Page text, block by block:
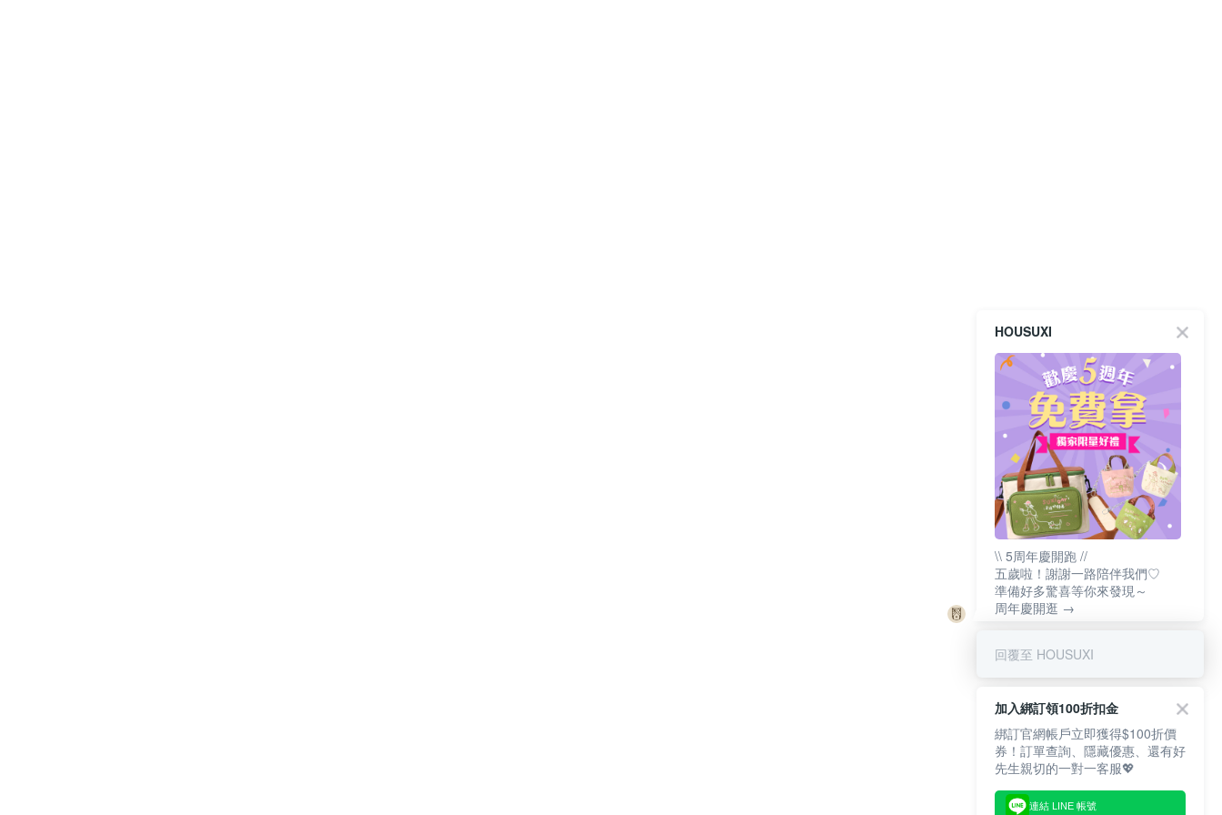
HOUSUXI
\\ 5周年慶開跑 //
五歲啦！謝謝一路陪伴我們♡
準備好多驚喜等你來發現～
周年慶開逛 →
回覆至 HOUSUXI
加入綁訂領100折扣金
綁訂官網帳戶立即獲得$100折價
券！訂單查詢、隱藏優惠、還有好
先生親切的一對一客服💖
連結 LINE 帳號